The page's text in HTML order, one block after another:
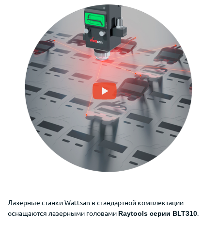
Лазерные станки Wattsan в стандартной комплектации
оснащаются лазерными головами Raytools серии BLT310.